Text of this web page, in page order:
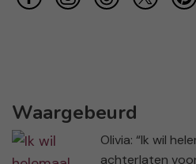
Waargebeurd
Olivia: “Ik wil
achterlaten